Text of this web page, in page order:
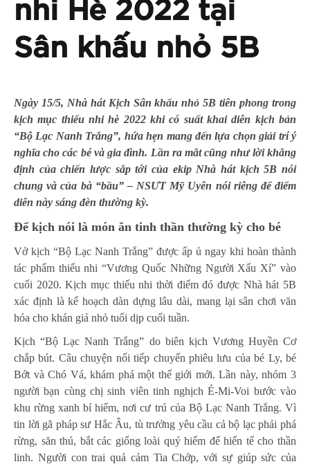
nhi Hè 2022 tại
Sân khấu nhỏ 5B
Ngày 15/5, Nhà hát Kịch Sân khấu nhỏ 5B tiên phong trong
kịch mục thiếu nhi hè 2022 khi có suất khai diễn kịch bản
“Bộ Lạc Nanh Trắng”, hứa hẹn mang đến lựa chọn giải trí ý
nghĩa cho các bé và gia đình. Lần ra mắt cũng như lời khẳng
định của chiến lược sắp tới của ekip Nhà hát kịch 5B nói
chung và của bà “bầu” – NSƯT Mỹ Uyên nói riêng để điểm
diễn này sáng đèn thường kỳ.
Để kịch nói là món ăn tinh thần thường kỳ cho bé
Vở kịch “Bộ Lạc Nanh Trắng” được ấp ủ ngay khi hoàn thành
tác phẩm thiếu nhi “Vương Quốc Những Người Xấu Xí” vào
cuối 2020. Kịch mục thiếu nhi thời điểm đó được Nhà hát 5B
xác định là kế hoạch dàn dựng lâu dài, mang lại sân chơi văn
hóa cho khán giả nhỏ tuổi dịp cuối tuần.
Kịch “Bộ Lạc Nanh Trắng” do biên kịch Vương Huyền Cơ
chắp bút. Câu chuyện nối tiếp chuyến phiêu lưu của bé Ly, bé
Bớt và Chó Vá, khám phá một thế giới mới. Lần này, nhóm 3
người bạn cùng chị sinh viên tinh nghịch É-Mi-Voi bước vào
khu rừng xanh bí hiểm, nơi cư trú của Bộ Lạc Nanh Trắng. Vì
tin lời gã pháp sư Hắc Âu, tù trưởng yêu cầu cả bộ lạc phải phá
rừng, săn thú, bắt các giống loài quý hiếm để hiến tế cho thần
linh. Người con trai quả cảm Tia Chớp, với sự giúp sức của